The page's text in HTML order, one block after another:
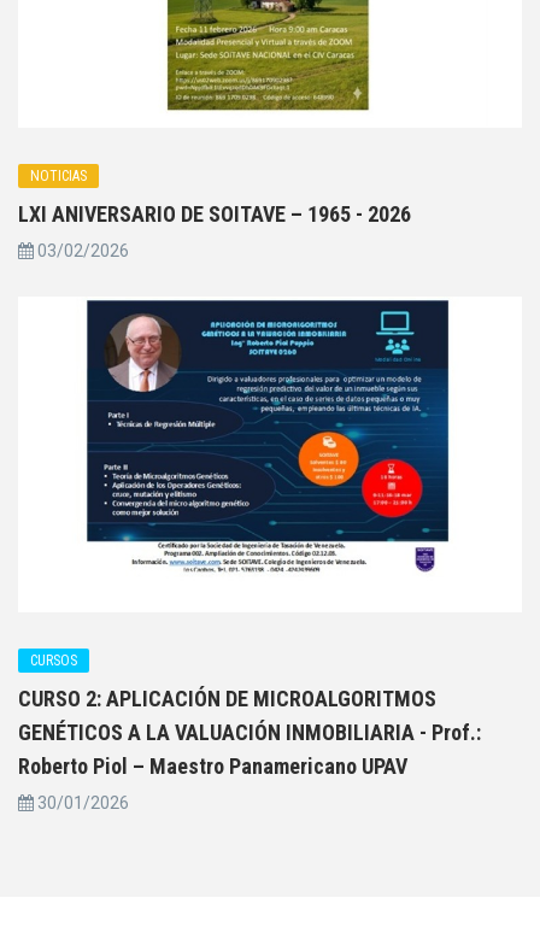
NOTICIAS
LXI ANIVERSARIO DE SOITAVE – 1965 - 2026
03/02/2026
CURSOS
CURSO 2: APLICACIÓN DE MICROALGORITMOS
GENÉTICOS A LA VALUACIÓN INMOBILIARIA - Prof.:
Roberto Piol – Maestro Panamericano UPAV
30/01/2026